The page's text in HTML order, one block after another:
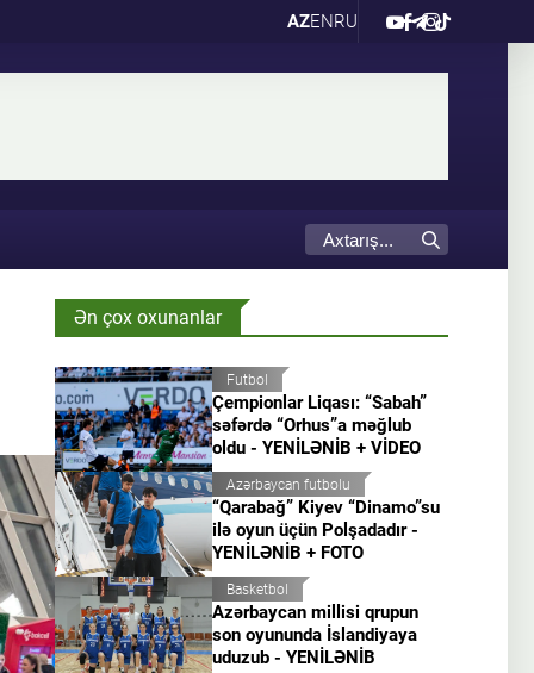
AZENRU
Ən çox oxunanlar
Futbol
Çempionlar Liqası: “Sabah”
səfərdə “Orhus”a məğlub
oldu - YENİLƏNİB + VİDEO
Azərbaycan futbolu
“Qarabağ” Kiyev “Dinamo”su
ilə oyun üçün Polşadadır -
YENİLƏNİB + FOTO
Basketbol
Azərbaycan millisi qrupun
son oyununda İslandiyaya
uduzub - YENİLƏNİB